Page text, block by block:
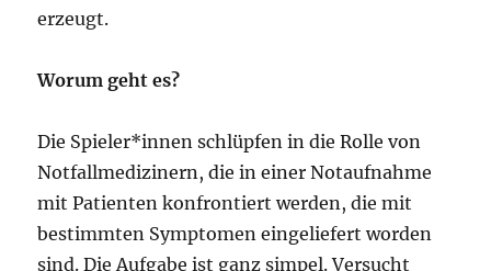
erzeugt.
Worum geht es?
Die Spieler*innen schlüpfen in die Rolle von
Notfallmedizinern, die in einer Notaufnahme
mit Patienten konfrontiert werden, die mit
bestimmten Symptomen eingeliefert worden
sind. Die Aufgabe ist ganz simpel. Versucht